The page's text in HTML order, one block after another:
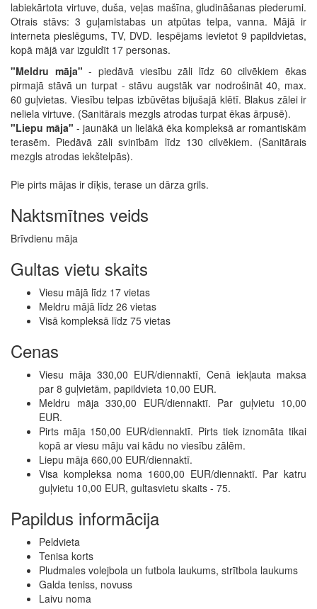
labiekārtota virtuve, duša, veļas mašīna, gludināšanas piederumi.
Otrais stāvs: 3 guļamistabas un atpūtas telpa, vanna. Mājā ir
interneta pieslēgums, TV, DVD. Iespējams ievietot 9 papildvietas,
kopā mājā var izguldīt 17 personas.
"Meldru māja" - piedāvā viesību zāli līdz 60 cilvēkiem ēkas
pirmajā stāvā un turpat - stāvu augstāk var nodrošināt 40, max.
60 guļvietas. Viesību telpas izbūvētas bijušajā klētī. Blakus zālei ir
neliela virtuve. (Sanitārais mezgls atrodas turpat ēkas ārpusē).
"Liepu māja" - jaunākā un lielākā ēka kompleksā ar romantiskām
terasēm. Piedāvā zāli svinībām līdz 130 cilvēkiem. (Sanitārais
mezgls atrodas iekštelpās).
Pie pirts mājas ir dīķis, terase un dārza grils.
Naktsmītnes veids
Brīvdienu māja
Gultas vietu skaits
Viesu mājā līdz 17 vietas
Meldru mājā līdz 26 vietas
Visā kompleksā līdz 75 vietas
Cenas
Viesu māja 330,00 EUR/diennaktī, Cenā iekļauta maksa
par 8 guļvietām, papildvieta 10,00 EUR.
Meldru māja 330,00 EUR/diennaktī. Par guļvietu 10,00
EUR.
Pirts māja 150,00 EUR/diennaktī. Pirts tiek iznomāta tikai
kopā ar viesu māju vai kādu no viesību zālēm.
Liepu māja 660,00 EUR/diennaktī.
Visa kompleksa noma 1600,00 EUR/diennaktī. Par katru
guļvietu 10,00 EUR, gultasvietu skaits - 75.
Papildus informācija
Peldvieta
Tenisa korts
Pludmales volejbola un futbola laukums, strītbola laukums
Galda teniss, novuss
Laivu noma